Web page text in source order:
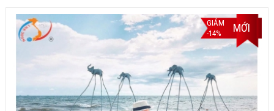
GIẢM
-14%
MỚI